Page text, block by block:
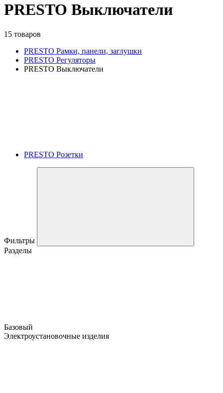
PRESTO Выключатели
15 товаров
PRESTO Рамки, панели, заглушки
PRESTO Регуляторы
PRESTO Выключатели
PRESTO Розетки
Фильтры
Разделы
Базовый
Электроустановочные изделия